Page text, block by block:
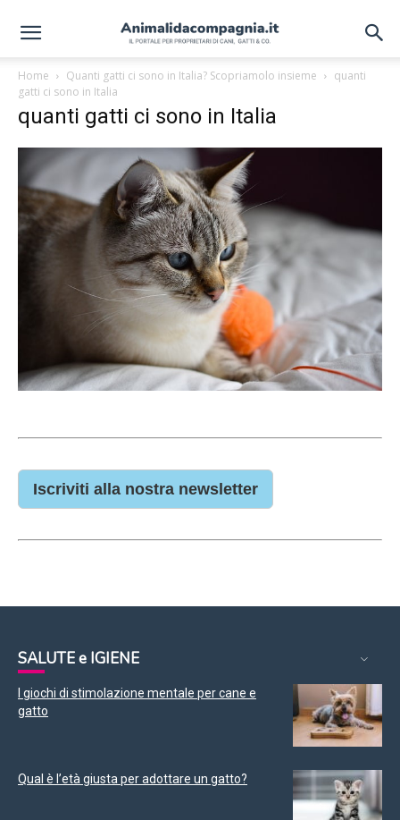
Home Quanti gatti ci sono in Italia? Scopriamolo insieme
quanti
gatti ci sono in Italia
quanti gatti ci sono in Italia
Iscriviti alla nostra newsletter
SALUTE e IGIENE
I giochi di stimolazione mentale per cane e
gatto
Qual è l’età giusta per adottare un gatto?